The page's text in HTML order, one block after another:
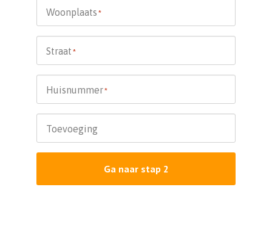
Woonplaats *
Straat *
Huisnummer*
Toevoeging
Ga naar stap 2